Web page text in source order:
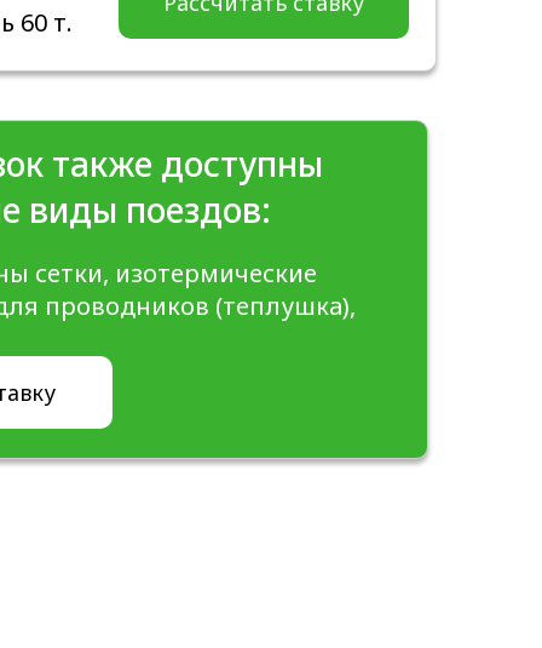
60 т.
также доступны
виды поездов:
сетки, изотермические
проводников (теплушка),